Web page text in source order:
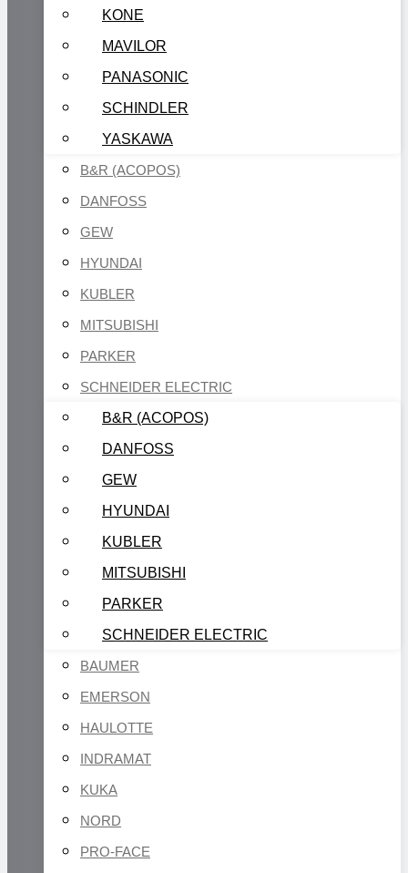
KONE
MAVILOR
PANASONIC
SCHINDLER
YASKAWA
B&R (ACOPOS)
DANFOSS
GEW
HYUNDAI
KUBLER
MITSUBISHI
PARKER
SCHNEIDER ELECTRIC
B&R (ACOPOS)
DANFOSS
GEW
HYUNDAI
KUBLER
MITSUBISHI
PARKER
SCHNEIDER ELECTRIC
BAUMER
EMERSON
HAULOTTE
INDRAMAT
KUKA
NORD
PRO-FACE